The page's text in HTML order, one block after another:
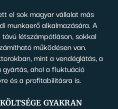
el sok magyar vállalat más
munkaerő alkalmazására. A
létszámpótláson, sokkal
működésen van.
mint a vendéglátás, a
ahol a fluktuáció
és a profitabilitásra is.
gyakran